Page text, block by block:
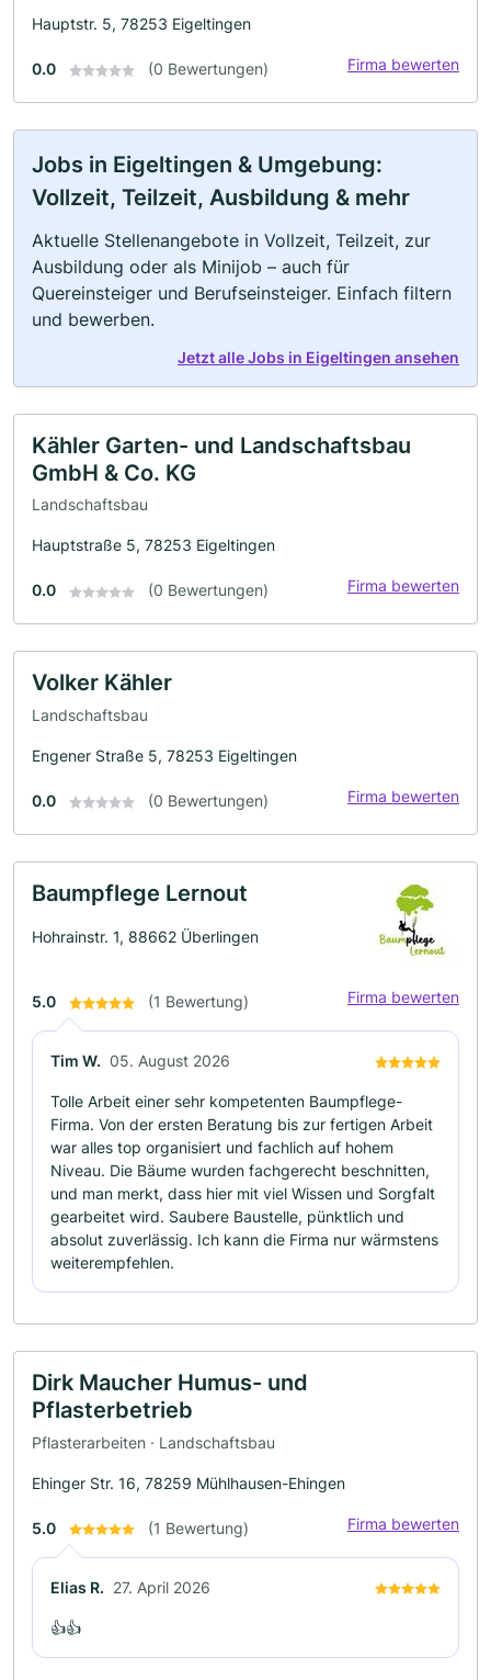
Hauptstr. 5, 78253 Eigeltingen
0.0 (0 Bewertungen) Firma bewerten
Jobs in Eigeltingen & Umgebung:
Vollzeit, Teilzeit, Ausbildung & mehr
Aktuelle Stellenangebote in Vollzeit, Teilzeit, zur
Ausbildung oder als Minijob – auch für
Quereinsteiger und Berufseinsteiger. Einfach filtern
und bewerben.
Jetzt alle Jobs in Eigeltingen ansehen
Kähler Garten- und Landschaftsbau
GmbH & Co. KG
Landschaftsbau
Hauptstraße 5, 78253 Eigeltingen
0.0 (0 Bewertungen) Firma bewerten
Volker Kähler
Landschaftsbau
Engener Straße 5, 78253 Eigeltingen
0.0 (0 Bewertungen) Firma bewerten
Baumpflege Lernout
Hohrainstr. 1, 88662 Überlingen
5.0 (1 Bewertung) Firma bewerten
Tim W. 05. August 2026
Tolle Arbeit einer sehr kompetenten Baumpflege-
Firma. Von der ersten Beratung bis zur fertigen Arbeit
war alles top organisiert und fachlich auf hohem
Niveau. Die Bäume wurden fachgerecht beschnitten,
und man merkt, dass hier mit viel Wissen und Sorgfalt
gearbeitet wird. Saubere Baustelle, pünktlich und
absolut zuverlässig. Ich kann die Firma nur wärmstens
weiterempfehlen.
Dirk Maucher Humus- und
Pflasterbetrieb
Pflasterarbeiten · Landschaftsbau
Ehinger Str. 16, 78259 Mühlhausen-Ehingen
5.0 (1 Bewertung) Firma bewerten
Elias R. 27. April 2026
👍👍